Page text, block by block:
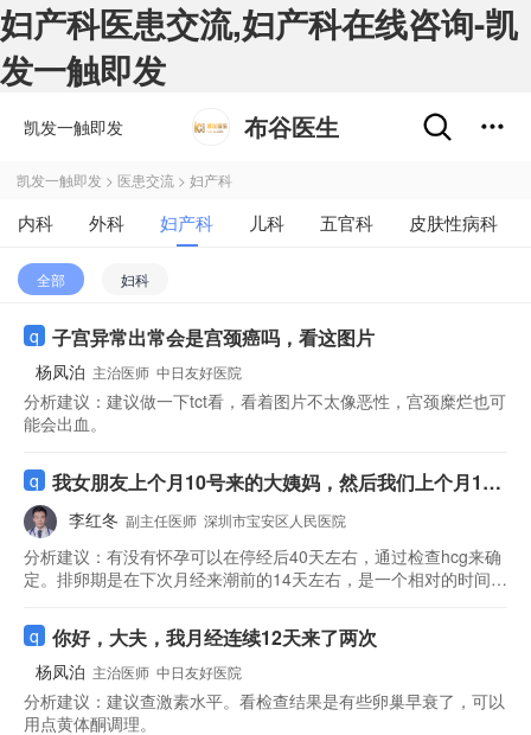
妇产科医患交流,妇产科在线咨询-凯
发一触即发
凯发一触即发 布谷医生
凯发一触即发 > 医患交流 > 妇产科
内科 外科 妇产科 儿科 五官科 皮肤性病科
全部 妇科
子宫异常出常会是宫颈癌吗，看这图片
杨凤泊 主治医师 中日友好医院
分析建议： 建议做一下tct看，看着图片不太像恶性，宫颈糜烂也可
能会出血。
我女朋友上个月10号来的大姨妈，然后我们上个月14
号同房了，这个月显示14号来的大姨妈，结果14号没
来我们又同房了，其它时间我们没有同房，这种情况下
怀孕的话是不是我造成的，还是说她有其他的性伴侣？
李红冬 副主任医师 深圳市宝安区人民医院
分析建议： 有没有怀孕可以在停经后40天左右，通过检查hcg来确
定。排卵期是在下次月经来潮前的14天左右，是一个相对的时间，
你好，大夫，我月经连续12天来了两次
杨凤泊 主治医师 中日友好医院
分析建议： 建议查激素水平。看检查结果是有些卵巢早衰了，可以
用点黄体酮调理。